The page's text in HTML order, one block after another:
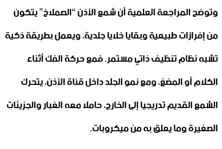
وتوضح المراجعة العلمية أن شمع الأذن “الصملاخ” يتكون
من إفرازات طبيعية وبقايا خلايا جلدية، ويعمل بطريقة ذكية
تشبه نظام تنظيف ذاتي مستمر. فمع حركة الفك أثناء
الكلام أو المضغ، ومع نمو الجلد داخل قناة الأذن، يتحرك
الشمع القديم تدريجيا إلى الخارج، حاملا معه الغبار والجزيئات
الصغيرة وما يعلق به من ميكروبات.